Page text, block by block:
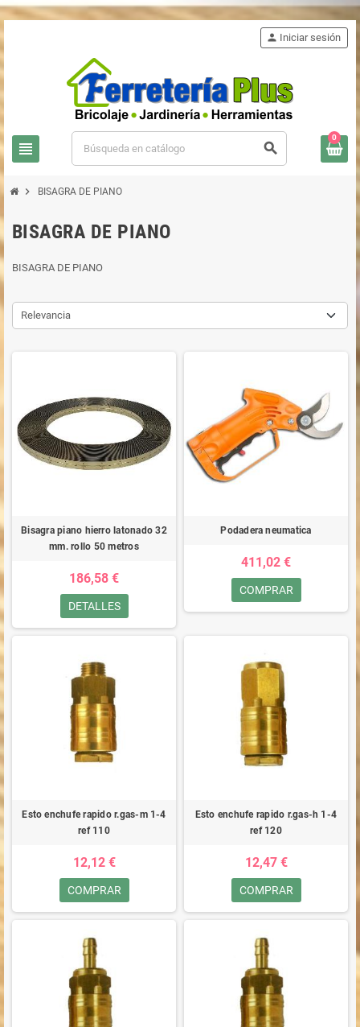
view_headline search
person Iniciar sesión
0
chevron_right BISAGRA DE PIANO
BISAGRA DE PIANO
BISAGRA DE PIANO
Relevancia
Bisagra piano hierro latonado 32
mm. rollo 50 metros
186,58 €
DETALLES
Podadera neumatica
411,02 €
COMPRAR
Esto enchufe rapido r.gas-m 1-4
ref 110
12,12 €
COMPRAR
Esto enchufe rapido r.gas-h 1-4
ref 120
12,47 €
COMPRAR